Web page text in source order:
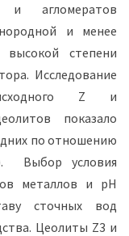
и агломератов
и менее
высокой степени
Исследование
исходного Z и
показало
по отношению
Выбор условия
металлов и pH
сточных вод
Цеолиты Z3 и